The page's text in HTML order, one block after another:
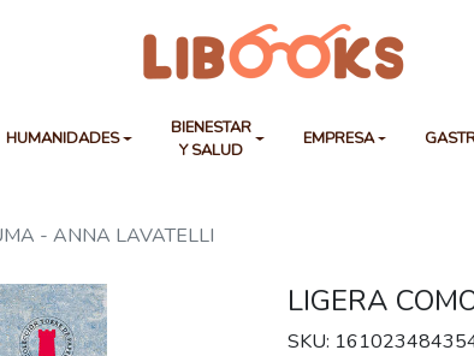
HUMANIDADES
BIENESTAR
Y SALUD
EMPRESA
- ANNA LAVATELLI
LIGERA
SKU: